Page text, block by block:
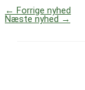
← Forrige nyhed
Næste nyhed →